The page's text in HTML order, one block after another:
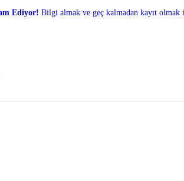
Ediyor! Bilgi almak ve geç kalmadan kayıt olmak